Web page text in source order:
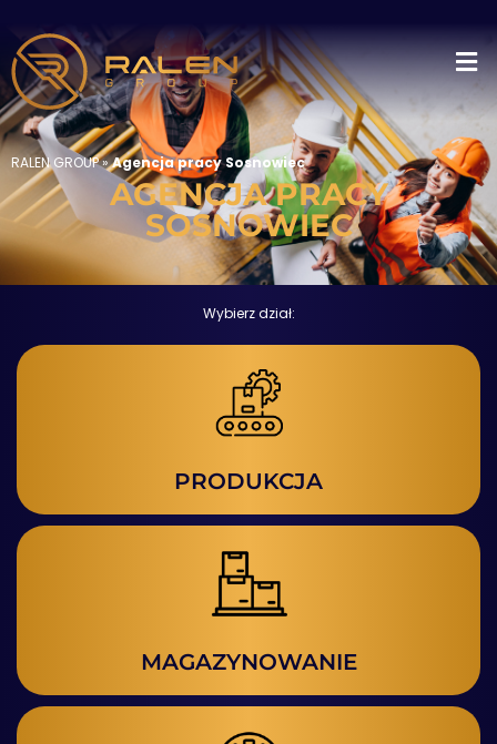
RALEN GROUP»Agencja pracy Sosnowiec
AGENCJA PRACY
SOSNOWIEC
Wybierz dział:
PRODUKCJA
MAGAZYNOWANIE